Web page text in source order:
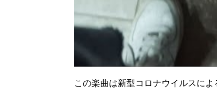
この楽曲は新型コロナウイルスに